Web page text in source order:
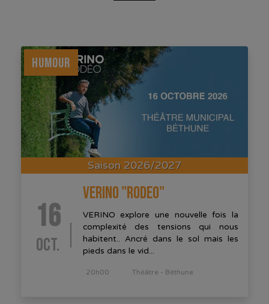
Saison 2026/2027
16
OCT.
VERINO "RODEO"
VERINO explore une nouvelle fois la
complexité des tensions qui nous
habitent.. Ancré dans le sol mais les
pieds dans le vid...
20h00 Théâtre - Béthune
HUMOUR